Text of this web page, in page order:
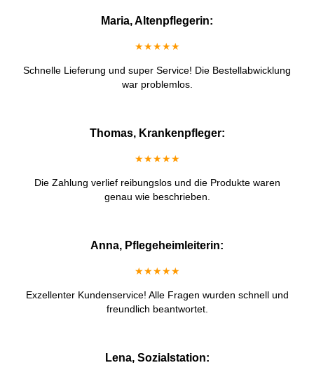
Maria, Altenpflegerin:
★★★★★
Schnelle Lieferung und super Service! Die Bestellabwicklung
war problemlos.
Thomas, Krankenpfleger:
★★★★★
Die Zahlung verlief reibungslos und die Produkte waren
genau wie beschrieben.
Anna, Pflegeheimleiterin:
★★★★★
Exzellenter Kundenservice! Alle Fragen wurden schnell und
freundlich beantwortet.
Lena, Sozialstation: